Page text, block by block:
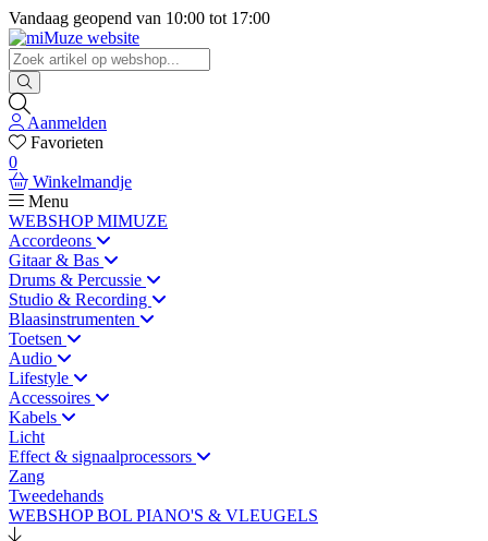
Vandaag geopend van 10:00 tot 17:00
Aanmelden
Favorieten
0
Winkelmandje
Menu
WEBSHOP MIMUZE
Accordeons
Gitaar & Bas
Drums & Percussie
Studio & Recording
Blaasinstrumenten
Toetsen
Audio
Lifestyle
Accessoires
Kabels
Licht
Effect & signaalprocessors
Zang
Tweedehands
WEBSHOP BOL PIANO'S & VLEUGELS